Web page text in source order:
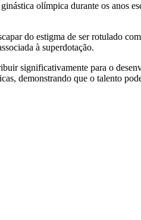
olímpica durante os anos
do estigma de ser rotulado
à superdotação.
significativamente para o
demonstrando que o talento